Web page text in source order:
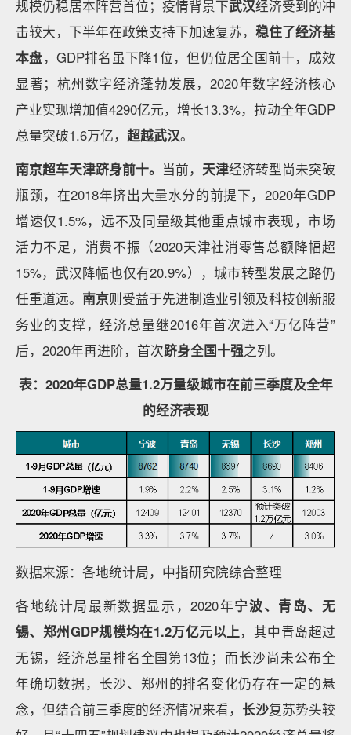
规模仍稳居本阵营首位；疫情背景下武汉经济受到的冲
击较大，下半年在政策支持下加速复苏， 稳住了经济基
本盘，GDP排名虽下降1位，但仍位居全国前十，成效
显著；杭州数字经济蓬勃发展，2020年数字经济核心
产业实现增加值4290亿元，增长13.3%，拉动全年GDP
总量突破1.6万亿， 超越武汉。
南京超车天津跻身前十。 当前， 天津经济转型尚未突破
瓶颈，在2018年挤出大量水分的前提下，2020年GDP
增速仅1.5%，远不及同量级其他重点城市表现，市场
活力不足，消费不振（2020天津社消零售总额降幅超
15%，武汉降幅也仅有20.9%），城市转型发展之路仍
任重道远。 南京则受益于先进制造业引领及科技创新服
务业的支撑，经济总量继2016年首次进入“万亿阵营”
后，2020年再进阶，首次跻身全国十强之列。
表：2020年GDP总量1.2万量级城市在前三季度及全年
的经济表现
数据来源：各地统计局，中指研究院综合整理
各地统计局最新数据显示，2020年宁波、青岛、无
锡、郑州GDP规模均在1.2万亿元以上，其中青岛超过
无锡，经济总量排名全国第13位；而长沙尚未公布全
年确切数据，长沙、郑州的排名变化仍存在一定的悬
念，但结合前三季度的经济情况来看， 长沙复苏势头较